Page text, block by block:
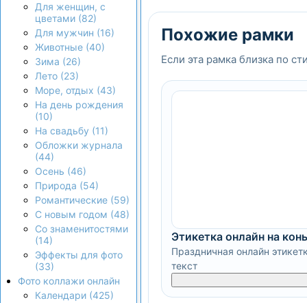
Для женщин, с
цветами (82)
Для мужчин (16)
Животные (40)
Зима (26)
Лето (23)
Море, отдых (43)
На день рождения
(10)
На свадьбу (11)
Обложки журнала
(44)
Осень (46)
Природа (54)
Романтические (59)
С новым годом (48)
Со знаменитостями
(14)
Эффекты для фото
(33)
Фото коллажи онлайн
Календари (425)
Похожие рамки
Если эта рамка близка по
Этикетка онлайн на
Праздничная онлайн
текст